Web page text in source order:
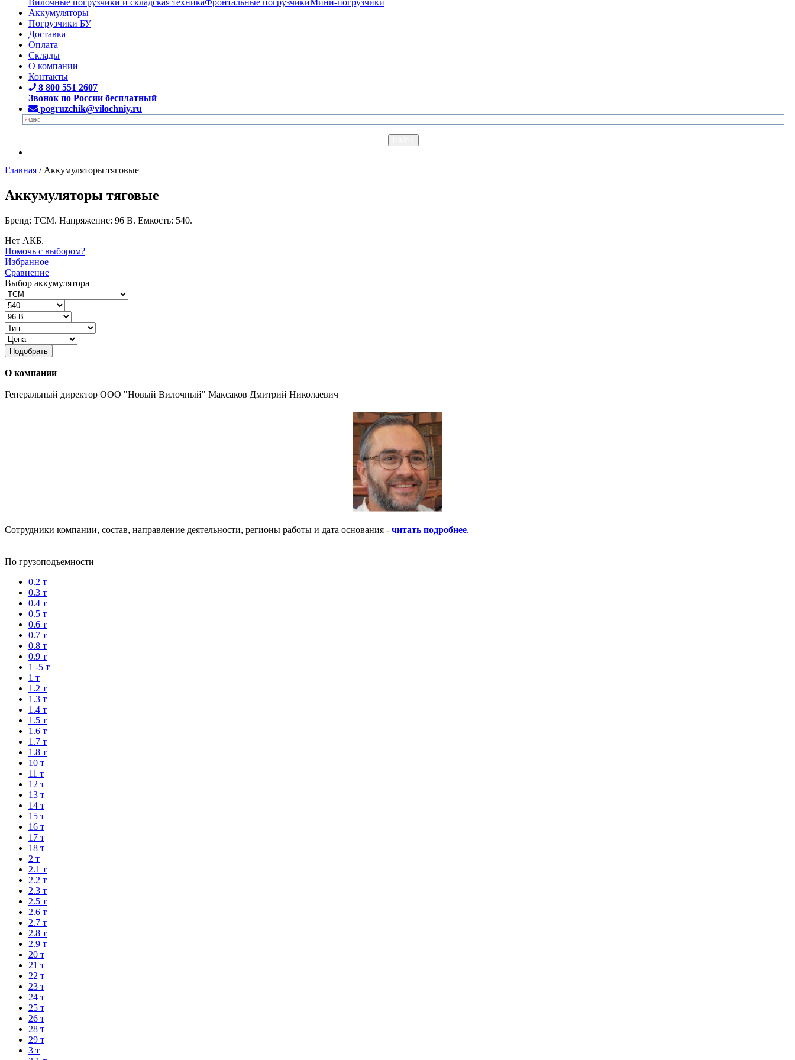
Аккумуляторы
Погрузчики БУ
Доставка
Оплата
Склады
О компании
Контакты
8 800 551 2607
Звонок по России бесплатный
pogruzchik@vilochniy.ru
Главная / Аккумуляторы тяговые
Аккумуляторы тяговые
Бренд: TCM. Напряжение: 96 В. Емкость: 540.
Нет АКБ.
Помочь с выбором?
Избранное
Сравнение
Выбор аккумулятора
Подобрать
О компании
Генеральный директор ООО "Новый Вилочный" Максаков Дмитрий Николаевич
Сотрудники компании, состав, направление деятельности, регионы работы и дата основания - читать подробнее.
По грузоподъемности
0.2 т
0.3 т
0.4 т
0.5 т
0.6 т
0.7 т
0.8 т
0.9 т
1 -5 т
1 т
1.2 т
1.3 т
1.4 т
1.5 т
1.6 т
1.7 т
1.8 т
10 т
11 т
12 т
13 т
14 т
15 т
16 т
17 т
18 т
2 т
2.1 т
2.2 т
2.3 т
2.5 т
2.6 т
2.7 т
2.8 т
2.9 т
20 т
21 т
22 т
23 т
24 т
25 т
26 т
28 т
29 т
3 т